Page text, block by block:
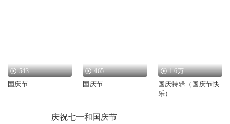
543
国庆节
465
国庆节
1.6万
国庆特辑（国庆节快
乐）
庆祝七一和国庆节